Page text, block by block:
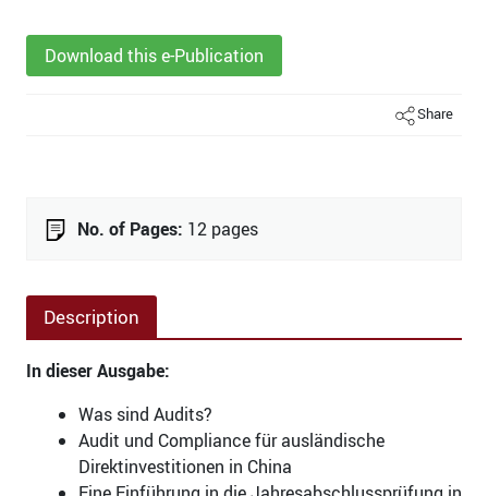
Download this e-Publication
Share
No. of Pages: 12 pages
Description
In dieser Ausgabe:
Was sind Audits?
Audit und Compliance für ausländische
Direktinvestitionen in China